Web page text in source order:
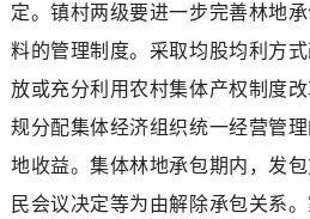
定。镇村两级要进一步完善林地
料的管理制度。采取均股均利方
放或充分利用农村集体产权制度
规分配集体经济组织统一经营管
地收益。集体林地承包期内，发
民会议决定等为由解除承包关系